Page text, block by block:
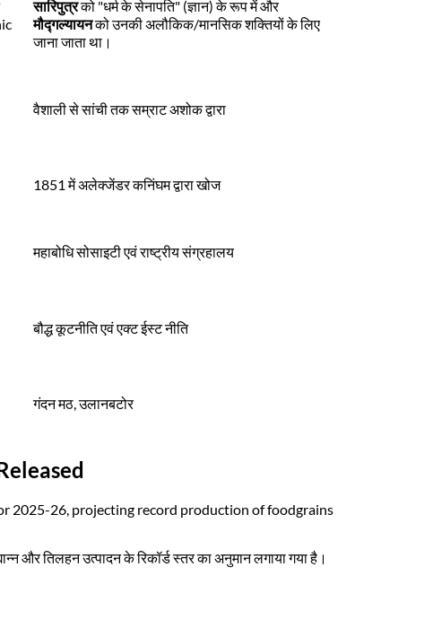
सारिपुत्रको "धर्म के सेनापति" (ज्ञान) के रूप में और
मौद्गल्यायनको उनकी अलौकिक/मानसिक शक्तियों के लिए
जाना जाता था।
वैशाली से सांची तक सम्राट अशोक द्वारा
1851 में अलेक्जेंडर कनिंघम द्वारा खोज
महाबोधि सोसाइटी एवं राष्ट्रीय संग्रहालय
बौद्ध कूटनीति एवं एक्ट ईस्ट नीति
गंदन मठ, उलानबटोर
2025-26, projecting record production of foodgrains
और तिलहन उत्पादन के रिकॉर्ड स्तर का अनुमान लगाया गया है।